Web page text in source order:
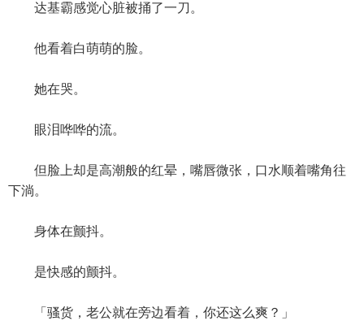
达基霸感觉心脏被捅了一刀。
他看着白萌萌的脸。
她在哭。
眼泪哗哗的流。
但脸上却是高潮般的红晕，嘴唇微张，口水顺着嘴角往
下淌。
身体在颤抖。
是快感的颤抖。
「骚货，老公就在旁边看着，你还这么爽？」